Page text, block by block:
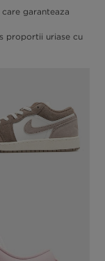
garanteaza
proportii uriase cu